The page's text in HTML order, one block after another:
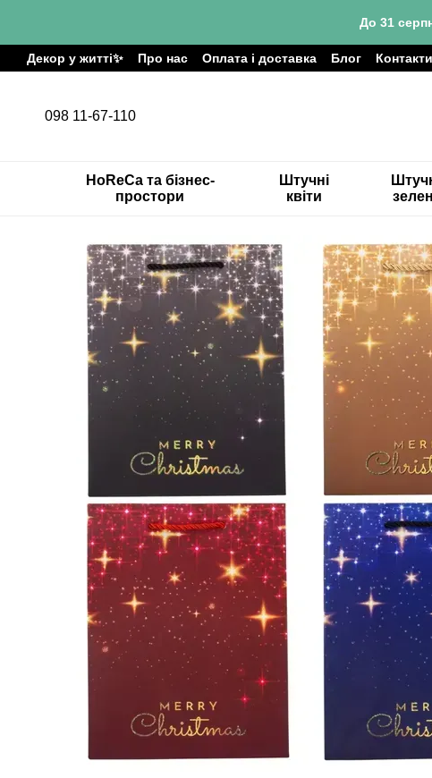
До 31
Декор у житті✨ Про нас Оплата і доставка Блог Контакти
098 11-67-110
HoReCa та бізнес-
простори
Штучні
квіти